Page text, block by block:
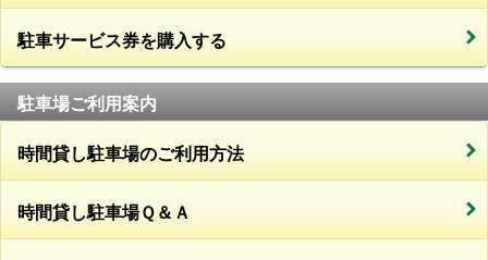
駐車サービス券を購入する
駐車場ご利用案内
時間貸し駐車場のご利用方法
時間貸し駐車場Ｑ＆Ａ